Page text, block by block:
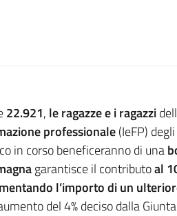
22.921, le ragazze e i ragazzi
professionale(IeFP)
in corso beneficeranno di una
garantisce il contributoal
l’importo di un
del 4% deciso dalla